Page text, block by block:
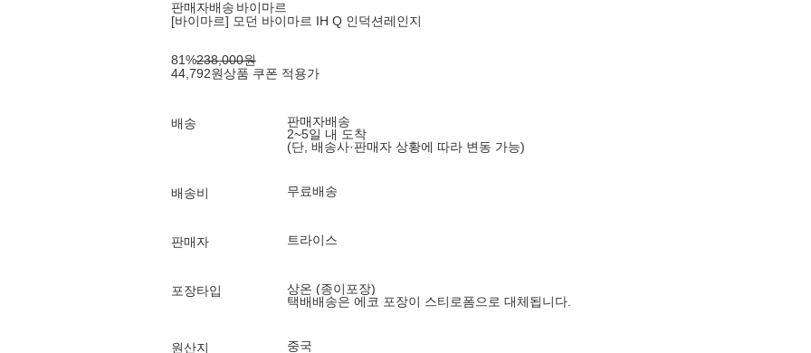
판매자배송 바이마르
[바이마르] 모던 바이마르 IH Q 인덕션레인지
81%238,000원
44,792원상품 쿠폰 적용가
배송
판매자배송
2~5일 내 도착
(단, 배송사·판매자 상황에 따라 변동 가능)
배송비 무료배송
판매자 트라이스
포장타입
상온 (종이포장)
택배배송은 에코 포장이 스티로폼으로 대체됩니다.
원산지 중국